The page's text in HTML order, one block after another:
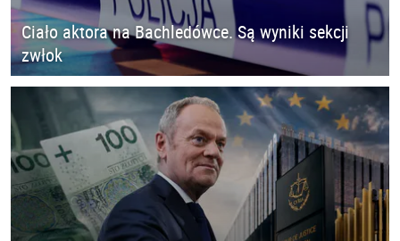
Ciało aktora na Bachledówce. Są wyniki sekcji
zwłok